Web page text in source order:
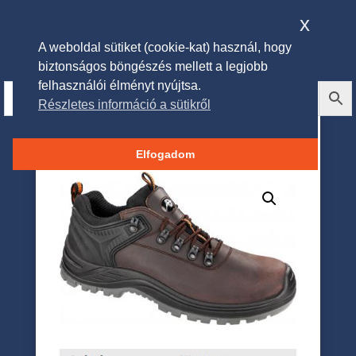
Albatros Endurance Low S3
SRC munkavédelmi cipő
A weboldal sütiket (cookie-kat) használ, hogy
biztonságos böngészés mellett a legjobb
felhasználói élményt nyújtsa.
Részletes információ a sütikről
Elfogadom
x